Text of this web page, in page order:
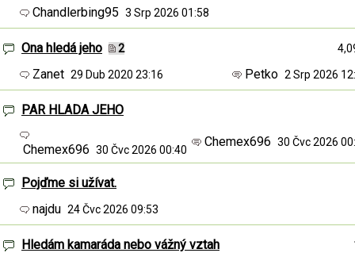
Chandlerbing95 3 Srp 2026 01:58
Ona hledá jeho 2
Zanet 29 Dub 2020 23:16 Petko 2 Srp 2026
PAR HLADA JEHO
Chemex696 30 Čvc 2026 00:40
Chemex696 30 Čvc 2026
Pojďme si užívat.
najdu 24 Čvc 2026 09:53
Hledám kamaráda nebo vážný vztah